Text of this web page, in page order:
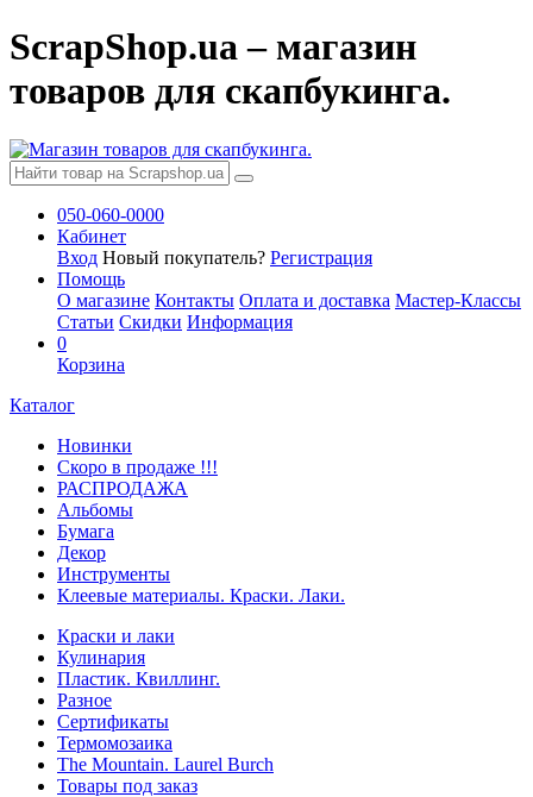
ScrapShop.ua – магазин
товаров для скапбукинга.
050-060-0000
Кабинет
Вход Новый покупатель? Регистрация
Помощь
О магазине Контакты Оплата и доставка Мастер-Классы
Статьи Скидки Информация
0
Корзина
Каталог
Новинки
Скоро в продаже !!!
РАСПРОДАЖА
Альбомы
Бумага
Декор
Инструменты
Клеевые материалы. Краски. Лаки.
Краски и лаки
Кулинария
Пластик. Квиллинг.
Разное
Сертификаты
Термомозаика
The Mountain. Laurel Burch
Товары под заказ